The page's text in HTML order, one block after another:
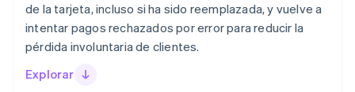
de la tarjeta, incluso si ha sido reemplazada, y vuelve a
intentar pagos rechazados por error para reducir la
pérdida involuntaria de clientes.
Explorar